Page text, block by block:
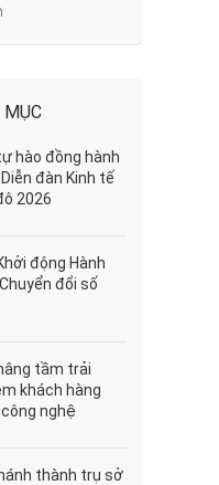
MỤC
hào đồng hành
đàn Kinh tế
2026
động Hành
đổi số
tầm trải
khách hàng
nghệ
thành trụ sở